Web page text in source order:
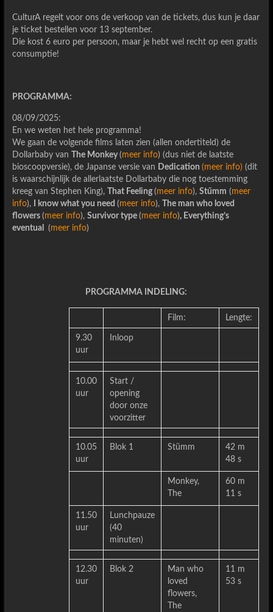
CulturA regelt voor ons de verkoop van de tickets, dus kun je daar
je ticket bestellen voor 13 september.
Die kost 6 euro per persoon, maar je hebt wel recht op een gratis
consumptie!
PROGRAMMA:
08/09/2025:
En we weten het hele programma!
We gaan de volgende films laten zien (allen ondertiteld) de
Dollarbaby van
The Monkey(meer info) (dus niet de laatste
bioscoopversie), de Japanse versie van Dedication (meer info) (dit
is waarschijnlijk de allerlaatste Dollarbaby die nog toestemming
kreeg van Stephen King),
That Feeling (meer info), Stűmm (meer
info), I know what you need (meer info),
The man who loved
flowers (meer info), Survivor type (meer info), Everything’s
eventual (meer info)
PROGRAMMA INDELING:
Film: Lengte:
9.30
uur
Inloop
10.00
uur
Start /
opening
door onze
voorzitter
10.05
uur
Blok 1 Stümm
42 m
48 s
Monkey,
The
60 m
11 s
11.50
uur
Lunchpauze
(40
minuten)
12.30
uur
Blok 2
Man who
loved
flowers,
The
11 m
53 s